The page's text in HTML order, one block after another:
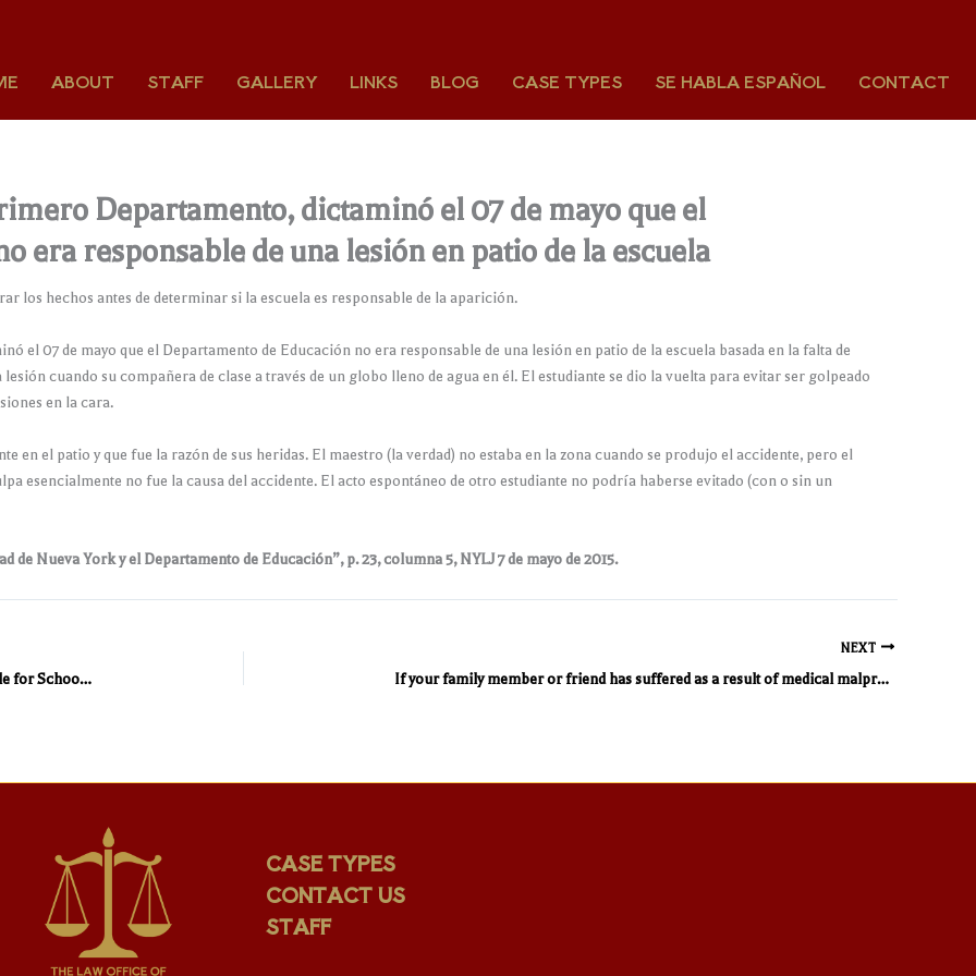
ABOUT STAFF GALLERY LINKS BLOG CASE TYPES SE HABLA ESPAÑOL CONTACT
Departamento, dictaminó el 07 de mayo que el
era responsable de una lesión en patio de la escuela
los hechos antes de determinar si la escuela es responsable de la aparición.
el 07 de mayo que el Departamento de Educación no era responsable de una lesión en patio de la escuela basada en la falta de
cuando su compañera de clase a través de un globo lleno de agua en él. El estudiante se dio la vuelta para evitar ser golpeado
en la cara.
en el patio y que fue la razón de sus heridas. El maestro (la verdad) no estaba en la zona cuando se produjo el accidente, pero el
esencialmente no fue la causa del accidente. El acto espontáneo de otro estudiante no podría haberse evitado (con o sin un
Nueva York y el Departamento de Educación”, p. 23, columna 5, NYLJ 7 de mayo de 2015.
1st Department: Department of Education found not to be liable for School Playground injury
NEXT
If your family member or friend has suffered as a result of medical malpractice, you need to read this
CASE TYPES
CONTACT US
STAFF